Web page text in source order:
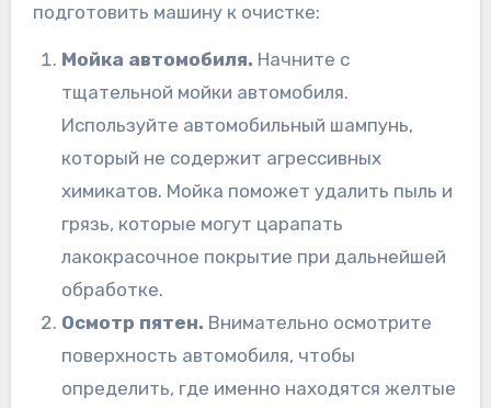
подготовить машину к очистке:
Мойка автомобиля. Начните с
тщательной мойки автомобиля.
Используйте автомобильный шампунь,
который не содержит агрессивных
химикатов. Мойка поможет удалить пыль и
грязь, которые могут царапать
лакокрасочное покрытие при дальнейшей
обработке.
Осмотр пятен. Внимательно осмотрите
поверхность автомобиля, чтобы
определить, где именно находятся желтые